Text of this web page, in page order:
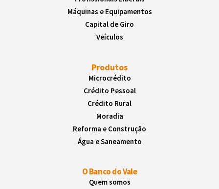
Máquinas e Equipamentos
Capital de Giro
Veículos
Produtos
Microcrédito
Crédito Pessoal
Crédito Rural
Moradia
Reforma e Construção
Água e Saneamento
O Banco do Vale
Quem somos